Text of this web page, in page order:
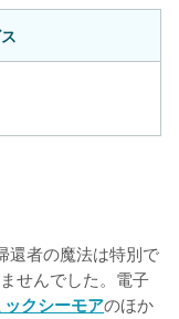
還者の魔法は特別で
せんでした。電子
ックシーモアのほか